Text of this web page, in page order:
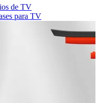
de TV
para TV